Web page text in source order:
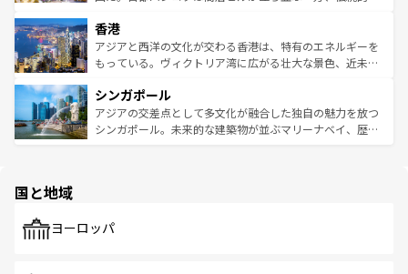
とつ。フォーやバインミー、ベトナムコーヒーなどは、ぜ
ひ現地で味わいたい。どの地域を訪れてもあたたかい人々
が旅行者を迎えてくれるので、きっと忘れられない旅にな
参照してほしい。
の活気が交差している。北部ではチェンマイなどの山岳地
帯で自然と触れ合い、南部ではプーケットやクラビの美し
いビーチでリゾート気分を楽しむことができる。タイ料理
激する。気候は一年中温暖で、どの季節にも異なる楽しみ
が待っている。親しみやすいタイの人々、仏教を中心とし
た文化、そして多様な観光資源が、訪れる旅人を魅了し続
香港
アジアと西洋の文化が交わる香港は、特有のエネルギーを
もっている。ヴィクトリア湾に広がる壮大な景色、近未来
み、どこを訪れても感動するはず。観光スポットが密集し
ており、効率よく見どころを回れるのも魅力。息をのむよ
うな絶景から文化的な体験まで、香港を存分に楽しみ尽く
シンガポール
アジアの交差点として多文化が融合した独自の魅力を放つ
シンガポール。未来的な建築物が並ぶマリーナベイ、歴史
で、ホーカーズは地元の風情を楽しめる外せないスポット
国と地域
ヨーロッパ